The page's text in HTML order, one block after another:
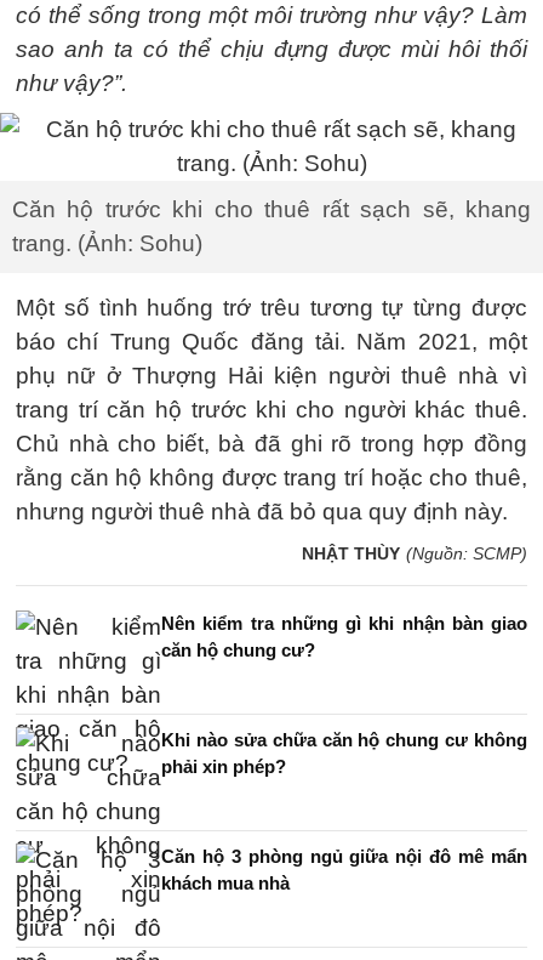
có thể sống trong một môi trường như vậy? Làm
sao anh ta có thể chịu đựng được mùi hôi thối
như vậy?”.
Căn hộ trước khi cho thuê rất sạch sẽ, khang
trang. (Ảnh: Sohu)
Một số tình huống trớ trêu tương tự từng được
báo chí Trung Quốc đăng tải. Năm 2021, một
phụ nữ ở Thượng Hải kiện người thuê nhà vì
trang trí căn hộ trước khi cho người khác thuê.
Chủ nhà cho biết, bà đã ghi rõ trong hợp đồng
rằng căn hộ không được trang trí hoặc cho thuê,
nhưng người thuê nhà đã bỏ qua quy định này.
NHẬT THÙY (Nguồn: SCMP)
Nên kiểm tra những gì khi nhận bàn giao
căn hộ chung cư?
Khi nào sửa chữa căn hộ chung cư không
phải xin phép?
Căn hộ 3 phòng ngủ giữa nội đô mê mẩn
khách mua nhà